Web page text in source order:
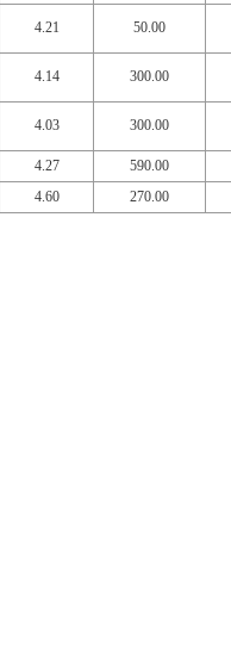
4.21 50.00
4.14 300.00
4.03 300.00
4.27
590.00
4.60 270.00